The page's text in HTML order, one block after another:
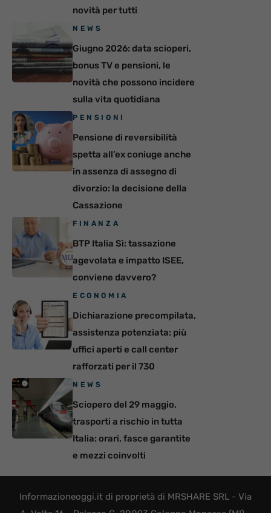
novità per tutti
NEWS
Giugno 2026: data scioperi,
bonus TV e pensioni, le
novità che possono incidere
sulla vita quotidiana
PENSIONI
Pensione di reversibilità
spetta all’ex coniuge anche
in assenza di assegno di
divorzio: la decisione della
Cassazione
FINANZA
BTP Italia Sì: tassazione
agevolata e impatto ISEE,
conviene davvero?
ECONOMIA
Dichiarazione precompilata,
assistenza potenziata: più
uffici aperti e call center
rafforzati per il 730
NEWS
Sciopero del 29 maggio,
trasporti a rischio in tutta
Italia: orari, fasce garantite
e mezzi coinvolti
Informazioneoggi.it di proprietà di MRSHARE SRL - Via